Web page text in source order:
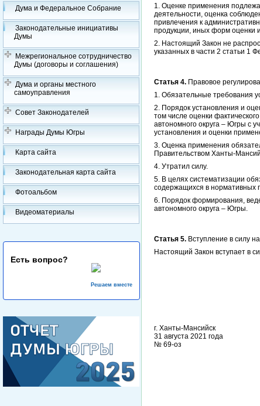
Дума и Федеральное Собрание
Законодательные инициативы
Думы
Межрегиональное сотрудничество
Думы (договоры и соглашения)
Дума и органы местного
самоуправления
Совет Законодателей
Награды Думы Югры
Карта сайта
Законодательная карта сайта
Фотоальбом
Видеоматериалы
Есть вопрос?
Решаем вместе
1. Оценке применения
деятельности, оценка
привлечения к
продукции, иных форм оценки
2. Настоящий Закон не
указанных в части 2 статьи 1
Статья 4. Правовое
1. Обязательные требования
2. Порядок установления и
том числе оценки
автономного округа – Югры с
установления и оценки
3. Оценка применения
Правительством Ханты-
4. Утратил силу.
5. В целях систематизации
содержащихся в нормативных
6. Порядок формирования,
автономного округа – Югры.
Статья 5. Вступление в силу
Настоящий Закон вступает в
г. Ханты-Мансийск
31 августа 2021 года
№ 69-оз